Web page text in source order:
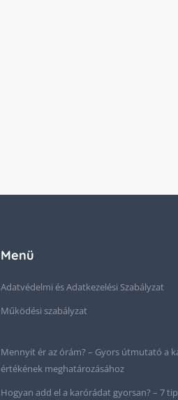
Menü
Adatvédelmi és Adatkezelési Szabályzat
Működési szabályzat
Mennyit ér az órám? – Gyors útmutató a
értékének meghatározásához
Hogyan add el a karórádat gyorsan? – 7